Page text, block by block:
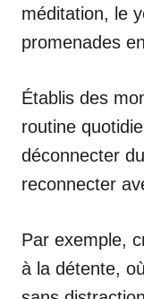
méditation, le
promenades
Établis des
routine
déconnecter
reconnecter
Par exemple,
à la détente,